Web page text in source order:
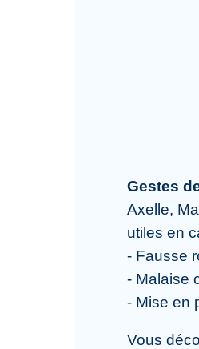
Gestes
Axelle,
utiles en
- Fausse
- Malaise
- Mise en
Vous